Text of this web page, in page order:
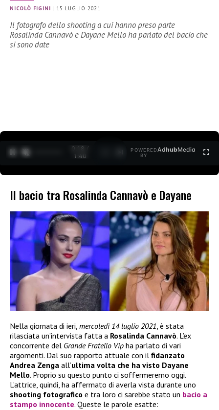
NICOLÒ FIGINI | 15 LUGLIO 2021
Il fotografo dello shooting a cui hanno preso parte
Rosalinda Cannavò e Dayane Mello ha parlato del bacio che
si sono date
0:19 /
1:40
POWERED
BY
AdhubMedia
Il bacio tra Rosalinda Cannavò e Dayane
Nella giornata di ieri, mercoledì 14 luglio 2021, è stata
rilasciata un’intervista fatta a Rosalinda Cannavò. L’ex
concorrente del Grande Fratello Vip ha parlato di vari
argomenti. Dal suo rapporto attuale con il fidanzato
Andrea Zenga all’ultima volta che ha visto Dayane
Mello. Proprio su questo punto ci soffermeremo oggi.
L’attrice, quindi, ha affermato di averla vista durante uno
shooting fotografico e tra loro ci sarebbe stato un bacio a
stampo innocente. Queste le parole esatte: